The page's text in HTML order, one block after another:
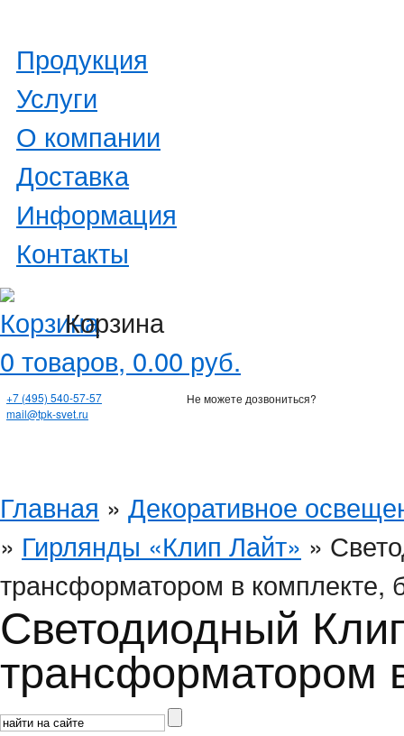
Продукция
Услуги
О компании
Доставка
Информация
Контакты
Корзина
0 товаров, 0.00 руб.
+7 (495) 540-57-57
mail@tpk-svet.ru
Не можете дозвониться?
Главная » Декоративное
» Гирлянды «Клип Лайт» »
трансформатором в комплекте,
Светодиодный
трансформатором